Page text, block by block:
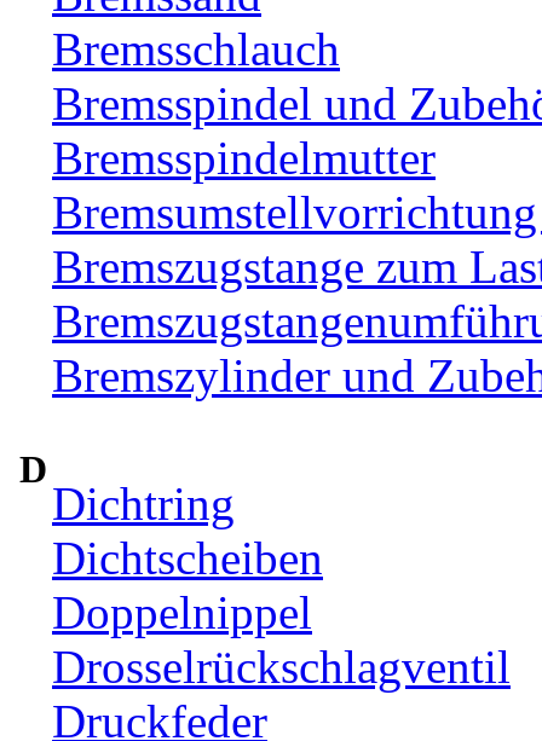
Bremsschlauch
Bremsspindel und
Bremsspindelmutter
Bremszugstange zum
Bremszylinder und
D
Dichtring
Dichtscheiben
Doppelnippel
Drosselrückschlagventil
Druckfeder